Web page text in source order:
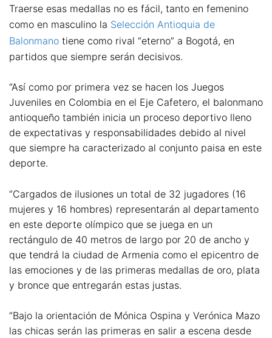
Traerse esas medallas no es fácil, tanto en femenino
como en masculino la Selección Antioquia de
Balonmano tiene como rival “eterno” a Bogotá, en
partidos que siempre serán decisivos.
“Así como por primera vez se hacen los Juegos
Juveniles en Colombia en el Eje Cafetero, el balonmano
antioqueño también inicia un proceso deportivo lleno
de expectativas y responsabilidades debido al nivel
que siempre ha caracterizado al conjunto paisa en este
deporte.
“Cargados de ilusiones un total de 32 jugadores (16
mujeres y 16 hombres) representarán al departamento
en este deporte olímpico que se juega en un
rectángulo de 40 metros de largo por 20 de ancho y
que tendrá la ciudad de Armenia como el epicentro de
las emociones y de las primeras medallas de oro, plata
y bronce que entregarán estas justas.
“Bajo la orientación de Mónica Ospina y Verónica Mazo
las chicas serán las primeras en salir a escena desde